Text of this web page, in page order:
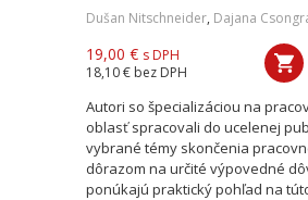
Dušan Nitschneider, Dajana
19,00 € s DPH
18,10 € bez DPH
Autori so špecializáciou na
oblasť spracovali do ucelenej
vybrané témy skončenia
dôrazom na určité výpovedné
ponúkajú praktický pohľad na